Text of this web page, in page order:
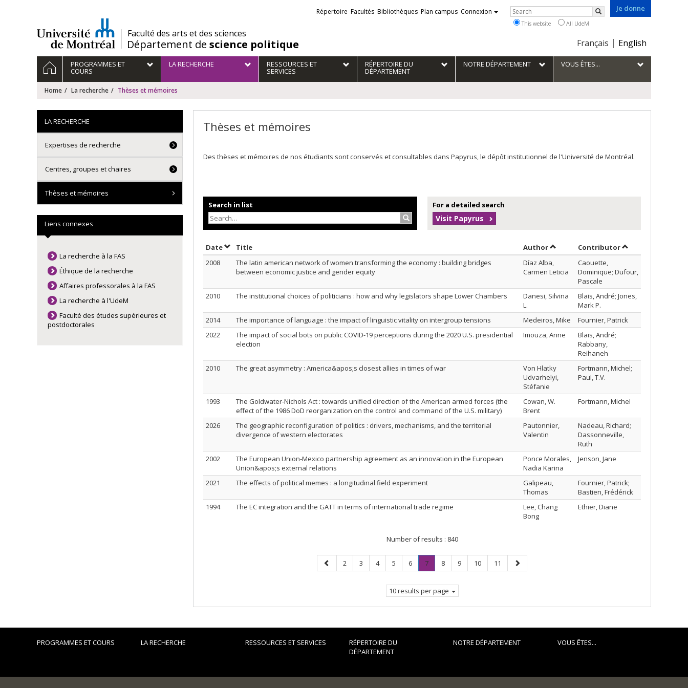
/Faculté des arts et des sciences
Département de science politique
Je donne
Choix
la
langue
Français English
Liens
externes
Répertoire Facultés Bibliothèques Plan campus Connexion Rechercher
Search
This website All UdeM
Navigation
principale
HOMEPROGRAMMES ET
COURS
LA RECHERCHE RESSOURCES ET
SERVICES
RÉPERTOIRE DU
DÉPARTEMENT
NOTRE DÉPARTEMENT VOUS ÊTES...
Home La recherche Thèses et mémoires
Thèses et mémoires
Des thèses et mémoires de nos étudiants sont conservés et consultables dans Papyrus, le dépôt institutionnel de l'Université de Montréal.
Search in list
Search…
For a detailed search
Visit Papyrus
DateSort by date in descending order
Title AuthorSort by author in descending order
Contributorby contributor in
2008
The latin american network of women transforming the economy : building bridges
between economic justice and gender equity
Díaz Alba,
Carmen Leticia
Caouette,
Dominique; Dufour,
Pascale
2010
The institutional choices of politicians : how and why legislators shape Lower Chambers
Danesi, Silvina
L.
Blais, André; Jones,
Mark P.
2014
The importance of language : the impact of linguistic vitality on intergroup tensions Medeiros, Mike
Fournier, Patrick
2022
The impact of social bots on public COVID-19 perceptions during the 2020 U.S. presidential
election
Imouza, Anne
Blais, André;
Rabbany,
Reihaneh
2010
The great asymmetry : America&apos;s closest allies in times of war
Von Hlatky
Udvarhelyi,
Stéfanie
Fortmann, Michel;
Paul, T.V.
1993
The Goldwater-Nichols Act : towards unified direction of the American armed forces (the
effect of the 1986 DoD reorganization on the control and command of the U.S. military)
Cowan, W.
Brent
Fortmann, Michel
2026
The geographic reconfiguration of politics : drivers, mechanisms, and the territorial
divergence of western electorates
Pautonnier,
Valentin
Nadeau, Richard;
Dassonneville,
Ruth
2002
The European Union-Mexico partnership agreement as an innovation in the European
Union&apos;s external relations
Ponce Morales,
Nadia Karina
Jenson, Jane
2021 The effects of political memes : a longitudinal field experiment
Galipeau,
Thomas
Fournier, Patrick;
Bastien, Frédérick
1994
The EC integration and the GATT in terms of international trade regime
Lee, Chang
Bong
Ethier, Diane
Number of results : 840
Previous
page
Page
2 Page
3 Page
4 Page
5 Page
6 Page
7.
Current
Page
8 Page
9 Page
10 Page
11
Next
page
10 results per page
LA RECHERCHE
Expertises de recherche
Centres, groupes et chaires
Thèses et mémoires
Liens connexes
La recherche à la FAS
Éthique de la recherche
Affaires professorales à la FAS
La recherche à l'UdeM
Faculté des études supérieures et
postdoctorales
PROGRAMMES ET COURS LA RECHERCHE RESSOURCES ET SERVICES
RÉPERTOIRE DU
DÉPARTEMENT
NOTRE DÉPARTEMENT VOUS ÊTES...